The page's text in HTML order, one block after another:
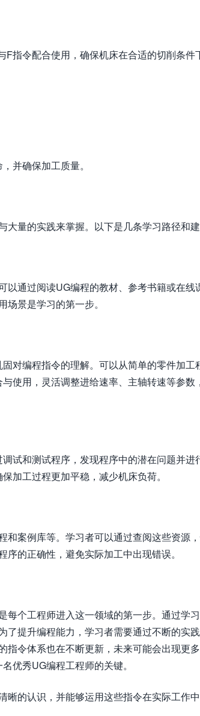
指令配合使用，确保机床在合适的切削条件
并确保加工质量。
大量的实践来掌握。以下是几条学习路径和
以通过阅读UG编程的教材、参考书籍或在线
景是学习的第一步。
对编程指令的理解。可以从简单的零件加工
使用，灵活调整进给速率、主轴转速等参数
试和测试程序，发现程序中的潜在问题并进
加工过程更加平稳，减少机床负荷。
和案例库等。学习者可以通过查阅这些资源
的正确性，避免实际加工中出现错误。
每个工程师进入这一领域的第一步。通过学
了提升编程能力，学习者需要通过不断的实
指令体系也在不断更新，未来可能会出现更
优秀UG编程工程师的关键。
晰的认识，并能够运用这些指令在实际工作